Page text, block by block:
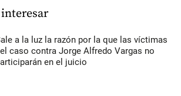
a la luz la razón por la que las víctimas
caso contra Jorge Alfredo Vargas no
en el juicio